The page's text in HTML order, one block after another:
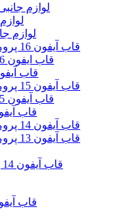
لوازم جانبی
لوازم
لوازم
قاب آیفون 16 پرومکس و لوازم جانبی
قاب ایفون 16 پرو و لوازم جانبی
قاب آیفون ۱۶ و لوازم
قاب آیفون 15 پرومکس و لوازم جانبی
قاب آیفون 15 پرو و لوازم جانبی
قاب آیفون 15 و
قاب آیفون 14 پرومکس و لوازم جانبی
قاب آیفون 13 پرومکس و لوازم جانبی
قاب آیفون 14 پلاس و لوازم جانبی
قاب آیفون 13 و